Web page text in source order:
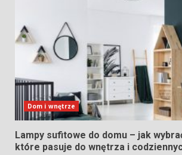
Dom i wnętrze
Lampy sufitowe do domu – jak
które pasuje do wnętrza i